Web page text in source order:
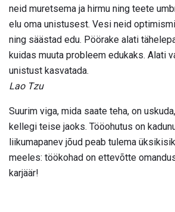
neid muretsema ja hirmu ning teete
elu oma unistusest. Vesi neid
ning säästad edu. Pöörake alati
kuidas muuta probleem edukaks. Alati
unistust kasvatada.
Lao Tzu
Suurim viga, mida saate teha, on
kellegi teise jaoks. Tööohutus on
liikumapanev jõud peab tulema
meeles: töökohad on ettevõtte
karjäär!